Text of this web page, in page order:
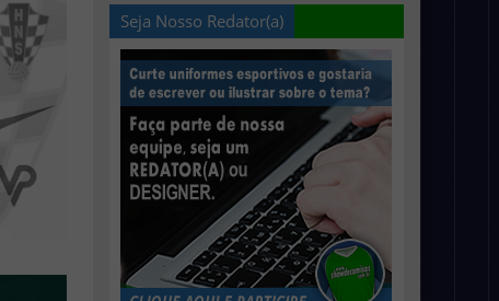
Seja Nosso Redator(a)